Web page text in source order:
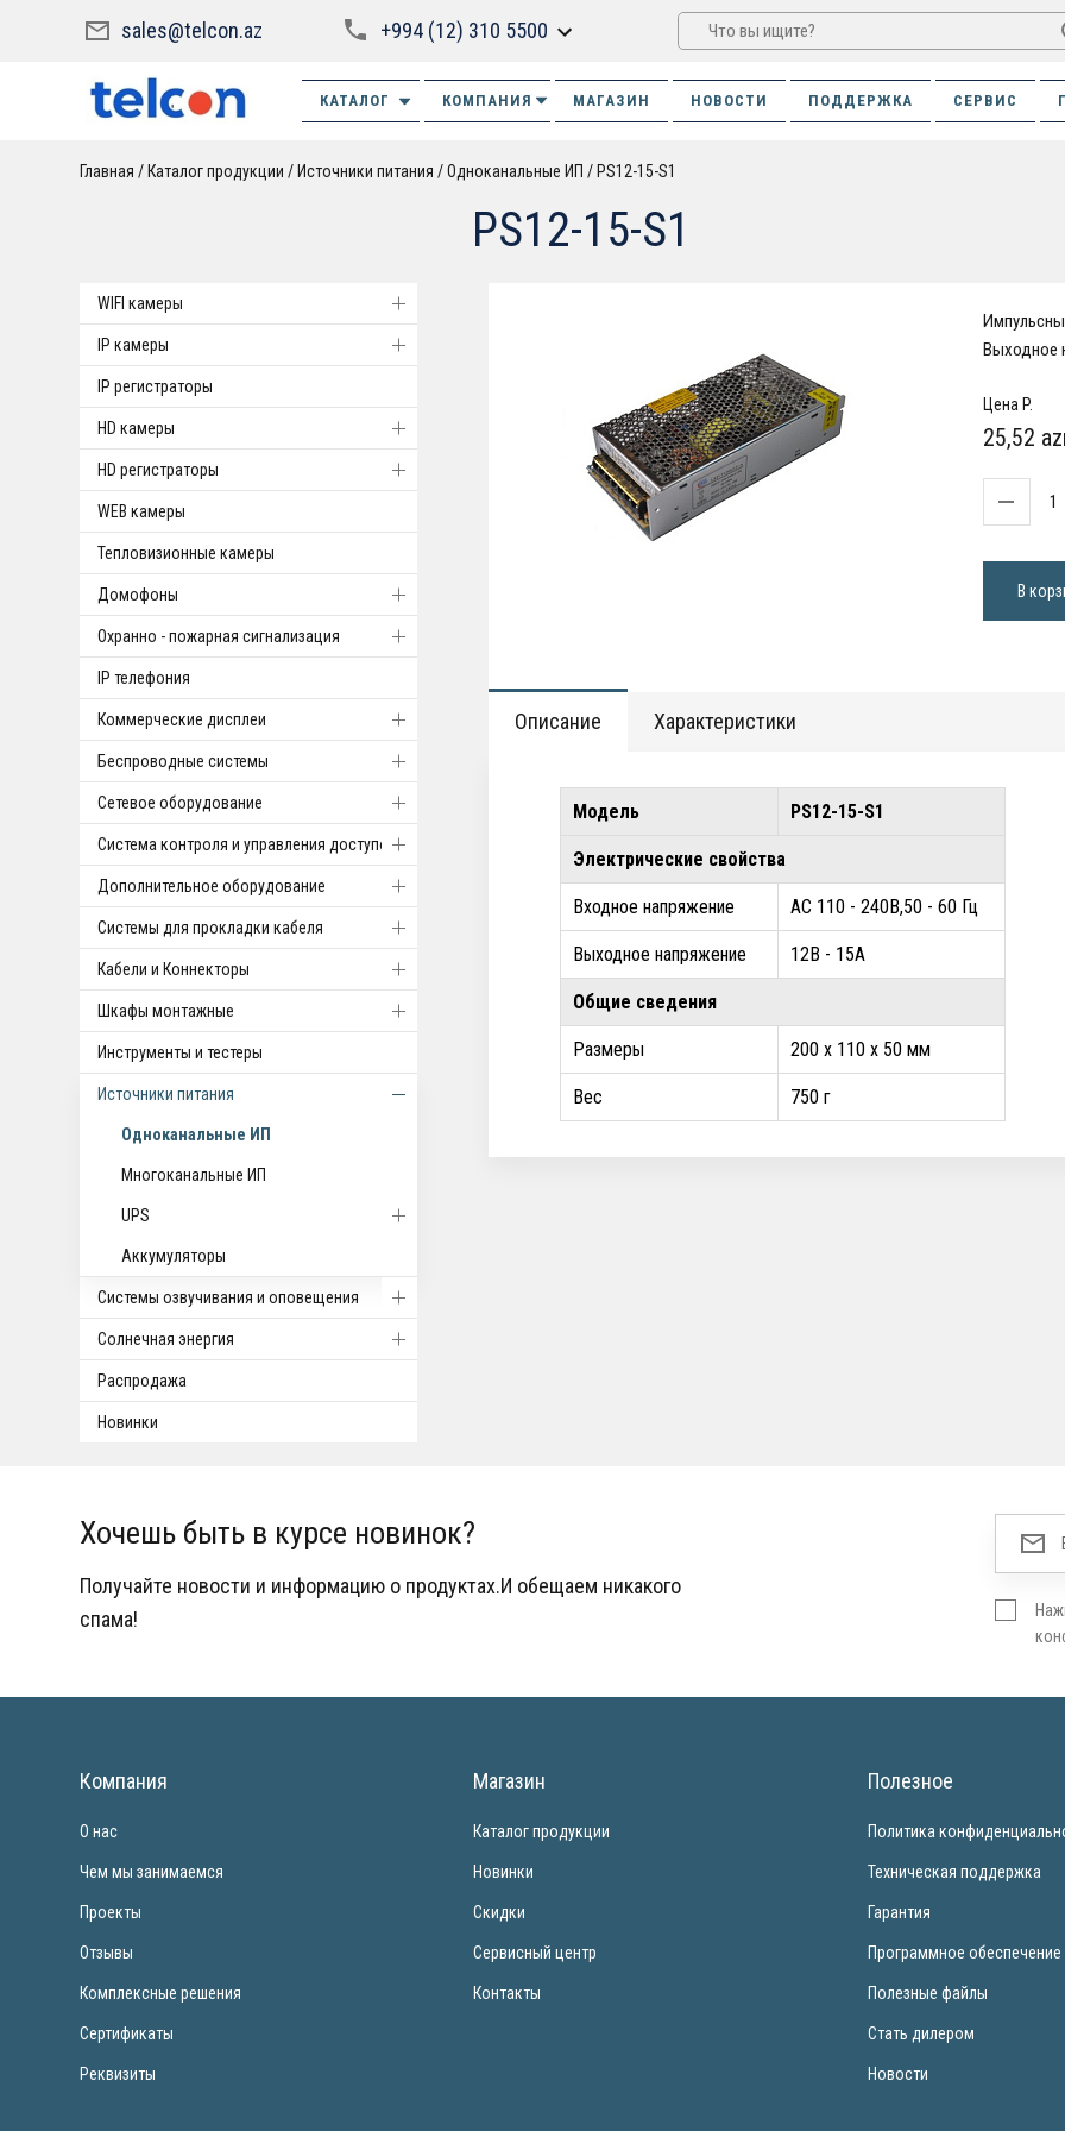
sales@telcon.az +994 (12) 310 5500
КАТАЛОГ КОМПАНИЯ МАГАЗИН НОВОСТИ ПОДДЕРЖКА СЕРВИС
Главная Каталог продукции Источники питания Одноканальные ИП PS12-15-S1
PS12-15-S1
WIFI камеры
IP камеры
IP регистраторы
HD камеры
HD регистраторы
WEB камеры
Тепловизионные камеры
Домофоны
Охранно - пожарная сигнализация
IP телефония
Коммерческие дисплеи
Беспроводные системы
Cетевое оборудование
Система контроля и управления доступом
Дополнительное оборудование
Системы для прокладки кабеля
Кабели и Коннекторы
Шкафы монтажные
Инструменты и тестеры
Источники питания
Одноканальные ИП
Многоканальные ИП
UPS
Аккумуляторы
Системы озвучивания и оповещения
Солнечная энергия
Распродажа
Новинки
Цена P.
25,52
В
Выходное
Описание Характеристики
Модель PS12-15-S1
Электрические свойства
Входное напряжение АС 110 - 240В,50 - 60 Гц
Выходное напряжение 12В - 15А
Общие сведения
Размеры 200 х 110 х 50 мм
Вес 750 г
Хочешь быть в курсе новинок?
Получайте новости и информацию о продуктах.И обещаем никакого
спама!
Компания
О нас
Чем мы занимаемся
Проекты
Отзывы
Комплексные решения
Сертификаты
Реквизиты
Магазин
Каталог продукции
Новинки
Скидки
Сервисный центр
Контакты
Полезное
Политика
Техническая поддержка
Гарантия
Программное обеспечение
Полезные файлы
Стать дилером
Новости